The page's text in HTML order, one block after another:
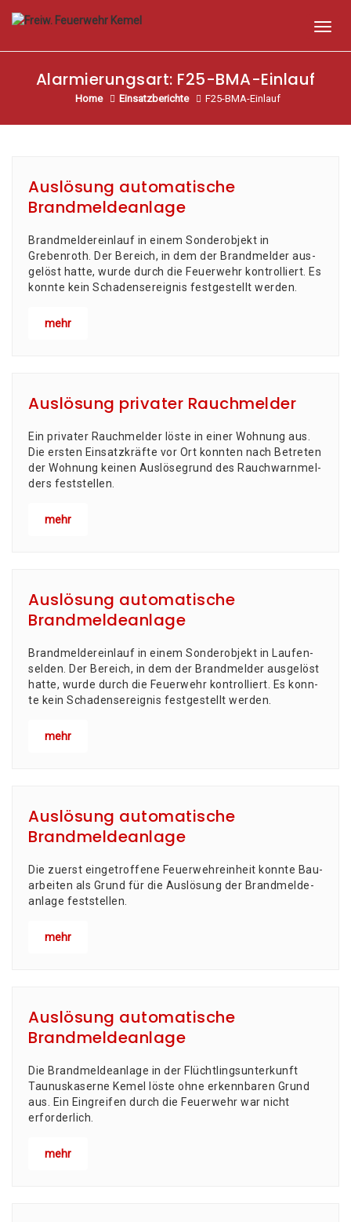
Alarmierungsart: F25-BMA-Einlauf
Home Einsatzberichte F25-BMA-Einlauf
Auslösung automatische
Brandmeldeanlage
Brand­mel­der­ein­lauf in einem Son­der­ob­jekt in
Grebenroth. Der Bereich, in dem der Brand­mel­der aus­
ge­löst hat­te, wur­de durch die Feu­er­wehr kon­trol­liert. Es
konn­te kein Scha­dens­er­eig­nis fest­ge­stellt werden.
mehr
Auslösung privater Rauchmelder
Ein pri­va­ter Rauch­mel­der lös­te in einer Woh­nung aus.
Die ers­ten Ein­satz­kräf­te vor Ort konn­ten nach Betre­ten
der Woh­nung kei­nen Aus­lö­se­grund des Rauch­warn­mel­
ders feststellen.
mehr
Auslösung automatische
Brandmeldeanlage
Brand­mel­der­ein­lauf in einem Son­der­ob­jekt in Lau­fen­
sel­den. Der Bereich, in dem der Brand­mel­der aus­ge­löst
hat­te, wur­de durch die Feu­er­wehr kon­trol­liert. Es konn­
te kein Scha­dens­er­eig­nis fest­ge­stellt werden.
mehr
Auslösung automatische
Brandmeldeanlage
Die zuerst ein­ge­trof­fe­ne Feu­er­wehr­ein­heit konn­te Bau­
ar­bei­ten als Grund für die Aus­lö­sung der Brand­mel­de­
an­la­ge feststellen.
mehr
Auslösung automatische
Brandmeldeanlage
Die Brand­mel­de­an­la­ge in der Flücht­lings­un­ter­kunft
Tau­nus­ka­ser­ne Kemel lös­te ohne erkenn­ba­ren Grund
aus. Ein Ein­grei­fen durch die Feu­er­wehr war nicht
erforderlich.
mehr